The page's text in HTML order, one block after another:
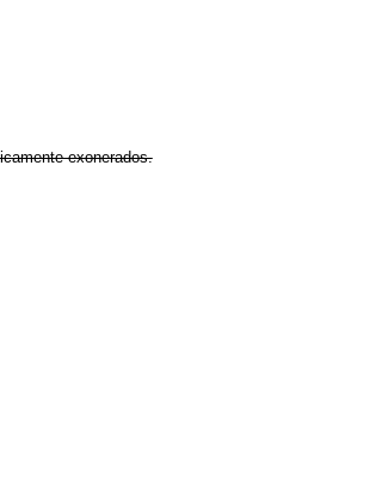
exonerados.